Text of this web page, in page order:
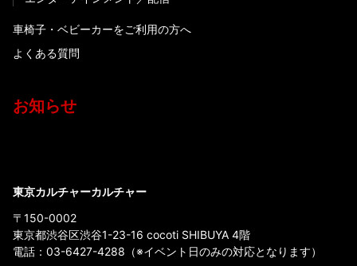
車椅子・ベビーカーをご利用の方へ
よくある質問
お知らせ
東京カルチャーカルチャー
〒150-0002
東京都渋谷区渋谷1-23-16 cocoti SHIBUYA 4階
電話： 03-6427-4288 （※イベント日のみの対応となります）